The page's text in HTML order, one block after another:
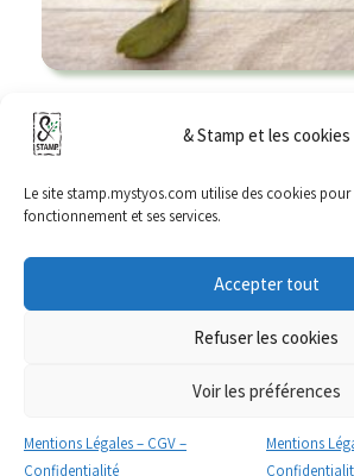
& Stamp et les cookies
Le site stamp.mystyos.com utilise des cookies
fonctionnement et ses services.
Accepter tout
Refuser les cookies
Voir les préférences
Mentions Légales – CGV –
Confidentialité
Mentions
Choix des options
Mentions Légales – CGV – Confidentialité